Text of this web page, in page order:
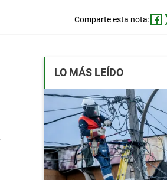
Comparte esta nota:
LO MÁS LEÍDO